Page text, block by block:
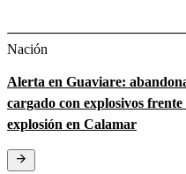
Nación
Alerta en Guaviare:
cargado con explosivos
explosión en Calamar